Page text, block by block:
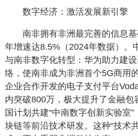
数字经济：激活发展新引擎
南非拥有非洲最完善的信息
年增速达8.5%（2024年数据）。
与南非数字化转型：华为助力建
络，使南非成为非洲首个5G商用
企业合作开发的电子支付平台
内突破800万，极大提升了金融包
国计划共建“中南数字创新实验室
块链等前沿技术研发。这种“技术